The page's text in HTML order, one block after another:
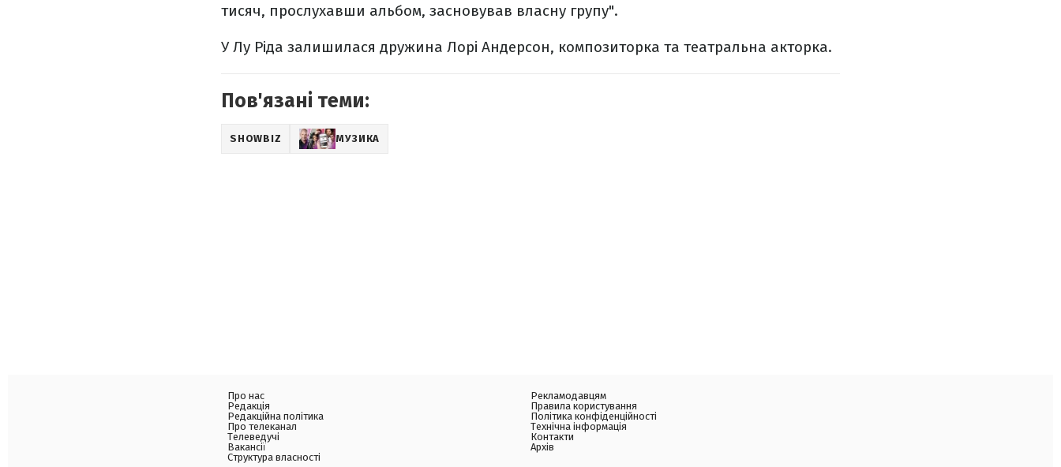
тисяч, прослухавши альбом, засновував власну групу".
У Лу Ріда залишилася дружина Лорі Андерсон, композиторка та театральна акторка.
Пов'язані теми:
SHOWBIZ МУЗИКА
Про нас
Редакція
Редакційна політика
Про телеканал
Телеведучі
Вакансії
Структура власності
Рекламодавцям
Правила користування
Політика конфіденційності
Технічна інформація
Контакти
Архів